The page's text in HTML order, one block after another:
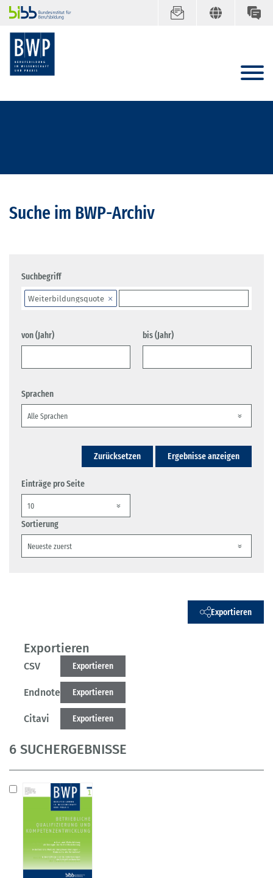
Suche im BWP-Archiv
Suchbegriff
Weiterbildungsquote
von (Jahr) bis (Jahr)
Sprachen
Zurücksetzen Ergebnisse anzeigen
Einträge pro Seite
Sortierung
Exportieren
Exportieren
CSV Exportieren
Endnote Exportieren
Citavi Exportieren
6 SUCHERGEBNISSE